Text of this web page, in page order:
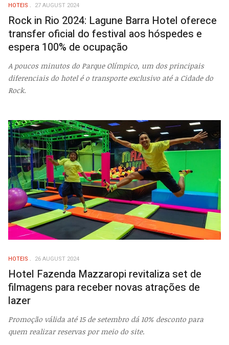
HOTEIS 27 AUGUST 2024
Rock in Rio 2024: Lagune Barra Hotel oferece
transfer oficial do festival aos hóspedes e
espera 100% de ocupação
A poucos minutos do Parque Olímpico, um dos principais
diferenciais do hotel é o transporte exclusivo até a Cidade do
Rock.
HOTEIS 26 AUGUST 2024
Hotel Fazenda Mazzaropi revitaliza set de
filmagens para receber novas atrações de
lazer
Promoção válida até 15 de setembro dá 10% desconto para
quem realizar reservas por meio do site.